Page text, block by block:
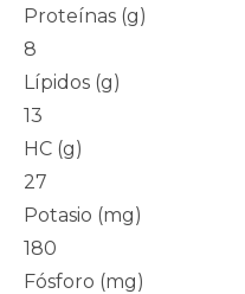
Proteínas (g)
8
Lípidos (g)
13
HC (g)
27
Potasio (mg)
180
Fósforo (mg)